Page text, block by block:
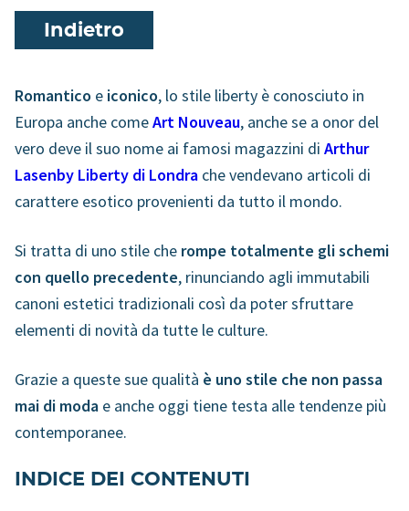
Indietro
Romantico e iconico, lo stile liberty è conosciuto in
Europa anche comeArt Nouveau, anche se a onor del
vero deve il suo nome ai famosi magazzini di Arthur
Lasenby Liberty di Londra che vendevano articoli di
carattere esotico provenienti da tutto il mondo.
Si tratta di uno stile che rompe totalmente gli schemi
con quello precedente, rinunciando agli immutabili
canoni estetici tradizionali così da poter sfruttare
elementi di novità da tutte le culture.
Grazie a queste sue qualità è uno stile che non passa
mai di moda e anche oggi tiene testa alle tendenze più
contemporanee.
INDICE DEI CONTENUTI